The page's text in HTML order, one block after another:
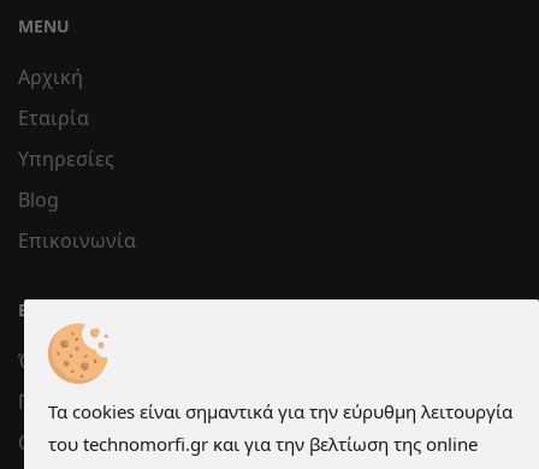
MENU
Αρχική
Εταιρία
Υπηρεσίες
Blog
Επικοινωνία
ΕΞΥΠΗΡΈΤΗΣΗ
Όροι χρήσης
Προστασία Προσωπικών Δεδομένων
Cookies
Τα cookies είναι σημαντικά για την εύρυθμη λειτουργία
του technomorfi.gr και για την βελτίωση της online